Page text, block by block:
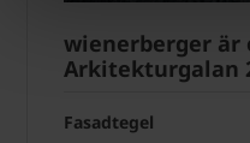
wienerberger
Arkitekturgalan
Fasadtegel